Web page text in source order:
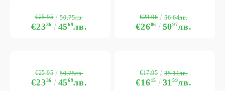
€2336 4569лв.
€25.95 50.75лв.
€2606 5097лв.
€28.96 56.64лв.
€2336 4569лв.
€25.95 50.75лв.
€1615 3159лв.
€17.95 35.11лв.